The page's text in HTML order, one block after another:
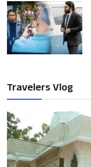
Travelers Vlog